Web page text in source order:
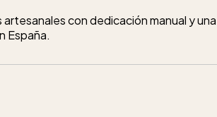
con dedicación manual y una
España.